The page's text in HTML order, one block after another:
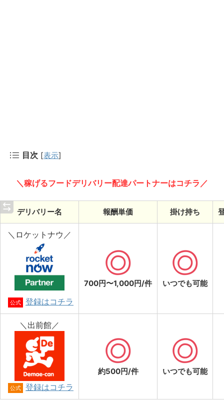
目次 [表示]
＼稼げるフードデリバリー配達パートナーはコチラ／
デリバリー名 報酬単価 掛け持ち
＼ロケットナウ／
公式 登録はコチラ
700円〜1,000円/件 いつでも可能
＼出前館／
公式 登録はコチラ
約500円/件 いつでも可能